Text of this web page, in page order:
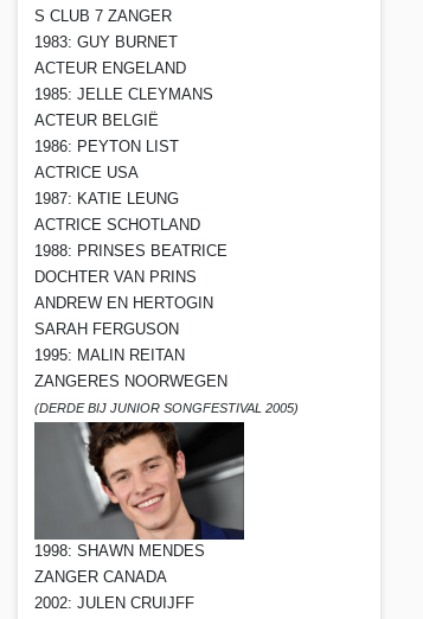
S CLUB 7 ZANGER
1983: GUY BURNET
ACTEUR ENGELAND
1985: JELLE CLEYMANS
ACTEUR BELGIË
1986: PEYTON LIST
ACTRICE USA
1987: KATIE LEUNG
ACTRICE SCHOTLAND
1988: PRINSES BEATRICE
DOCHTER VAN PRINS
ANDREW EN HERTOGIN
SARAH FERGUSON
1995: MALIN REITAN
ZANGERES NOORWEGEN
(DERDE BIJ JUNIOR SONGFESTIVAL 2005)
1998: SHAWN MENDES
ZANGER CANADA
2002: JULEN CRUIJFF